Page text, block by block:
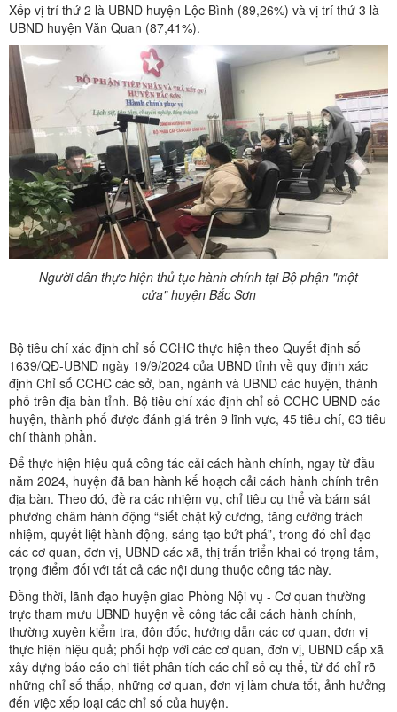
Xếp vị trí thứ 2 là UBND huyện Lộc Bình (89,26%) và vị trí thứ 3 là
UBND huyện Văn Quan (87,41%).
Người dân thực hiện thủ tục hành chính tại Bộ phận "một
cửa" huyện Bắc Sơn
Bộ tiêu chí xác định chỉ số CCHC thực hiện theo Quyết định số
1639/QĐ-UBND ngày 19/9/2024 của UBND tỉnh về quy định xác
định Chỉ số CCHC các sở, ban, ngành và UBND các huyện, thành
phố trên địa bàn tỉnh. Bộ tiêu chí xác định chỉ số CCHC UBND các
huyện, thành phố được đánh giá trên 9 lĩnh vực, 45 tiêu chí, 63 tiêu
chí thành phần.
Để thực hiện hiệu quả công tác cải cách hành chính, ngay từ đầu
năm 2024, huyện đã ban hành kế hoạch cải cách hành chính trên
địa bàn. Theo đó, đề ra các nhiệm vụ, chỉ tiêu cụ thể và bám sát
phương châm hành động “siết chặt kỷ cương, tăng cường trách
nhiệm, quyết liệt hành động, sáng tạo bứt phá”, trong đó chỉ đạo
các cơ quan, đơn vị, UBND các xã, thị trấn triển khai có trọng tâm,
trọng điểm đối với tất cả các nội dung thuộc công tác này.
Đồng thời, lãnh đạo huyện giao Phòng Nội vụ - Cơ quan thường
trực tham mưu UBND huyện về công tác cải cách hành chính,
thường xuyên kiểm tra, đôn đốc, hướng dẫn các cơ quan, đơn vị
thực hiện hiệu quả; phối hợp với các cơ quan, đơn vị, UBND cấp xã
xây dựng báo cáo chi tiết phân tích các chỉ số cụ thể, từ đó chỉ rõ
những chỉ số thấp, những cơ quan, đơn vị làm chưa tốt, ảnh hưởng
đến việc xếp loại các chỉ số của huyện.